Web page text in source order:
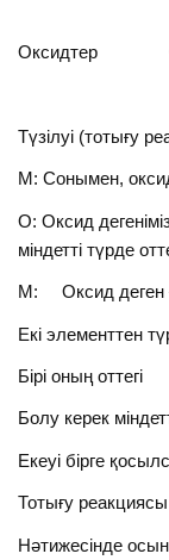
Оксидтер
Түзілуі (тотығу
М: Сонымен,
О: Оксид
міндетті түрде
М: Оксид деген
Екі элементтен
Бірі оның оттегі
Болу керек
Екеуі бірге
Тотығу
Нәтижесінде